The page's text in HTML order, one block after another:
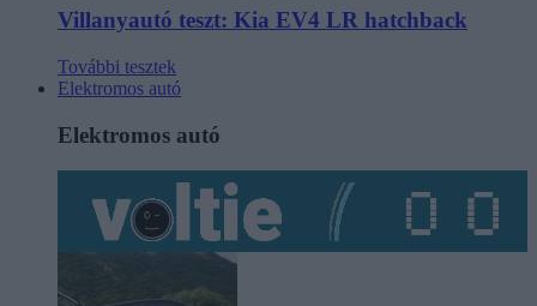
Villanyautó teszt: Kia EV4 LR hatchback
További tesztek
Elektromos autó
Elektromos autó